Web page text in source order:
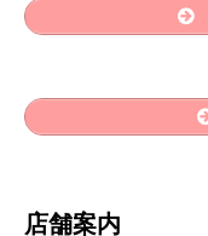
店舗案内